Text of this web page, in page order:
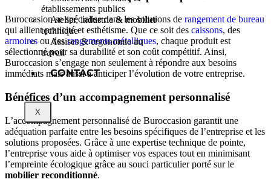
établissements publics
Atelier, industrie & mobilier
technique
Assises & ergonomie au
travail
CONTACT
X
Buroccasion se spécialise dans les solutions de rangement de bureau
qui allient praticité et esthétisme. Que ce soit des caissons, des
armoires ou desrangements métalliques, chaque produit est
sélectionné pour sa durabilité et son coût compétitif. Ainsi,
Buroccasion s’engage non seulement à répondre aux besoins
immédiats mais aussi à anticiper l’évolution de votre entreprise.
Bénéfices d’un accompagnement personnalisé
L’accompagnement personnalisé de Buroccasion garantit une
adéquation parfaite entre les besoins spécifiques de l’entreprise et les
solutions proposées. Grâce à une expertise technique de pointe,
l’entreprise vous aide à optimiser vos espaces tout en minimisant
l’empreinte écologique grâce au souci particulier porté sur le
mobilier reconditionné.